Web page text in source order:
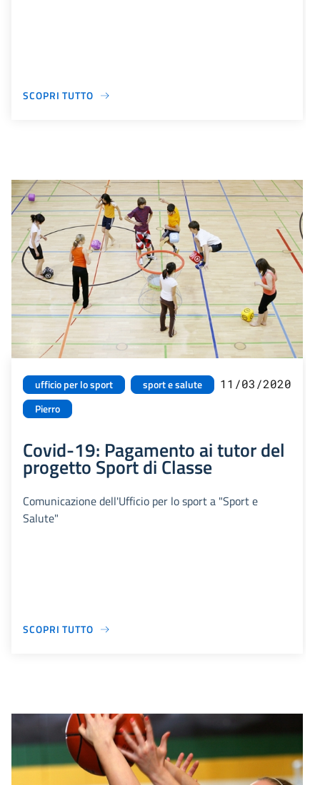
SCOPRI TUTTO
ufficio per lo sport
sport e salute
Pierro
11/03/2020
Covid-19: Pagamento ai tutor del
progetto Sport di Classe
Comunicazione dell'Ufficio per lo sport a "Sport e
Salute"
SCOPRI TUTTO